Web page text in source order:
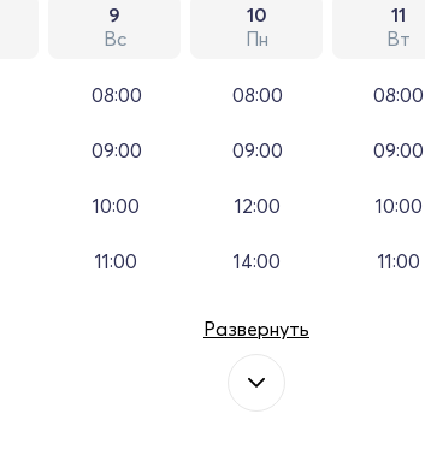
9
Вс
10
Пн
11
Вт
08:00
09:00
10:00
11:00
08:00
09:00
12:00
14:00
08:00
09:00
10:00
11:00
Развернуть